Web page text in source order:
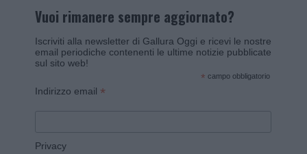
Vuoi rimanere sempre aggiornato?
Iscriviti alla newsletter di Gallura Oggi e ricevi le nostre
email periodiche contenenti le ultime notizie pubblicate
sul sito web!
* campo obbligatorio
Indirizzo email *
Privacy